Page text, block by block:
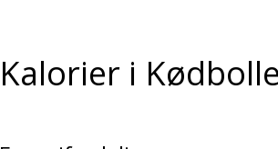
Kalorier i